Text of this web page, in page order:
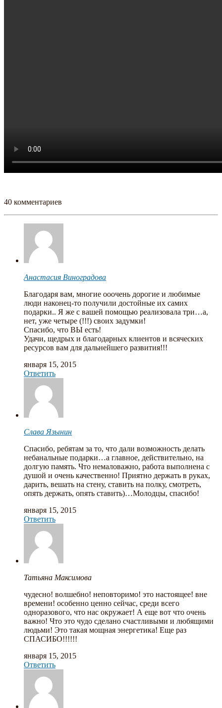
40 комментариев
Анастасия Виноградова
Благодаря вам, многие ооочень дорогие и любимые
люди наконец-то получили достойные их самих
подарки.. Я же с вашей помощью реализовала три…а,
нет, уже четыре (!!!) своих задумки!
Спасибо, что ВЫ есть!
Удачи, щедрых и благодарных клиентов и всяческих
ресурсов вам для дальнейшего развития!!!
января 15, 2015
Ответить
Слава Язынин
Спасибо, ребятам за то, что дали возможность делать
небанальные подарки…а главное, действительно, на
долгую память. Что немаловажно, работа выполнена с
душой и очень качественно! Приятно держать в руках,
дарить, вешать на стену, ставить на полку, смотреть,
опять держать, опять ставить)…Молодцы, спасибо!
января 15, 2015
Ответить
Татьяна Максимова
чудесно! волшебно! неповторимо! это настоящее! вне
времени! особенно ценно сейчас, среди всего
одноразового, что нас окружает! А еще вот что очень
важно! Что это чудо сделано счастливыми и любящими
людьми! Это такая мощная энергетика! Еще раз
СПАСИБО!!!!!!
января 15, 2015
Ответить